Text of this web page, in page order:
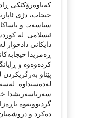
کەناوەرۆکێکی
حیجاب، دژی
سیاسەت و
ئیسلامی. لە
دایکانی دادخواز
ڕەمزیدا
کردەوەوە و
پێناو بەرگریکردن
لەدەستداوە.
سەرتاسەریشدا
گردبوونەوە
دەکرد و